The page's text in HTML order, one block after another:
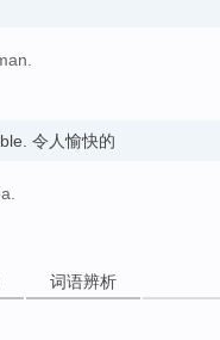
令人愉快的
词语辨析